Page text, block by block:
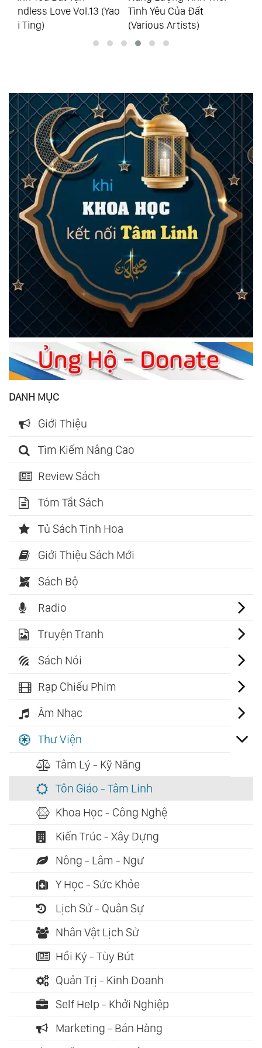
Tình Yêu Của Đất
(Various Artists)
Lời Của Núi (Various
Artists)
DANH MỤC
Giới Thiệu
Tìm Kiếm Nâng Cao
Review Sách
Tóm Tắt Sách
Tủ Sách Tinh Hoa
Giới Thiệu Sách Mới
Sách Bộ
Radio
Truyện Tranh
Sách Nói
Rạp Chiếu Phim
Âm Nhạc
Thư Viện
Tâm Lý - Kỹ Năng
Tôn Giáo - Tâm Linh
Khoa Học - Công Nghệ
Kiến Trúc - Xây Dựng
Nông - Lâm - Ngư
Y Học - Sức Khỏe
Lịch Sử - Quân Sự
Nhân Vật Lịch Sử
Hồi Ký - Tùy Bút
Quản Trị - Kinh Doanh
Self Help - Khởi Nghiệp
Marketing - Bán Hàng